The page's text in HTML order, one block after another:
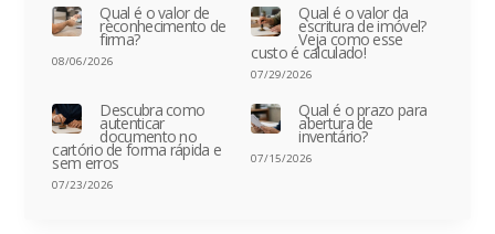
Qual é o valor de
reconhecimento de
firma?
08/06/2026
Qual é o valor da
escritura de imóvel?
Veja como esse
custo é calculado!
07/29/2026
Descubra como
autenticar
documento no
cartório de forma rápida e
sem erros
07/23/2026
Qual é o prazo para
abertura de
inventário?
07/15/2026